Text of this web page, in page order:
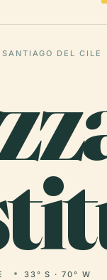
SANTIAGO DEL CILE
33° S · 70° W